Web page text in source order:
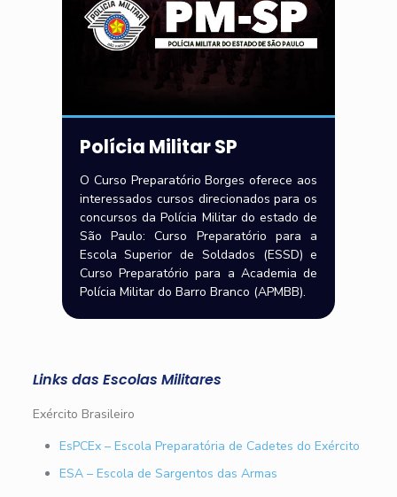
Polícia Militar SP
O Curso Preparatório Borges oferece aos
interessados cursos direcionados para os
concursos da Polícia Militar do estado de
São Paulo: Curso Preparatório para a
Escola Superior de Soldados (ESSD) e
Curso Preparatório para a Academia de
Polícia Militar do Barro Branco (APMBB).
Links das Escolas Militares
Exército Brasileiro
EsPCEx – Escola Preparatória de Cadetes do Exército
ESA – Escola de Sargentos das Armas